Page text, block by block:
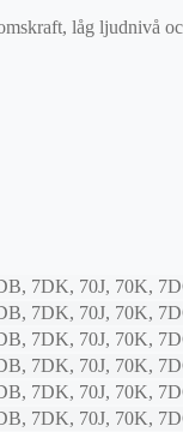
låg ljudnivå
7DK, 70J, 70K,
7DK, 70J, 70K,
7DK, 70J, 70K,
7DK, 70J, 70K,
7DK, 70J, 70K,
7DK, 70J, 70K,